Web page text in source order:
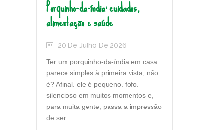
Porquinho-da-índia: cuidados,
alimentação e saúde
20 De Julho De 2026
Ter um porquinho-da-índia em casa
parece simples à primeira vista, não
é? Afinal, ele é pequeno, fofo,
silencioso em muitos momentos e,
para muita gente, passa a impressão
de ser...